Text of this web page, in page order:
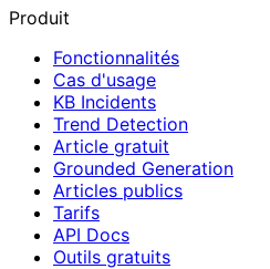
Produit
Fonctionnalités
Cas d'usage
KB Incidents
Trend Detection
Article gratuit
Grounded Generation
Articles publics
Tarifs
API Docs
Outils gratuits